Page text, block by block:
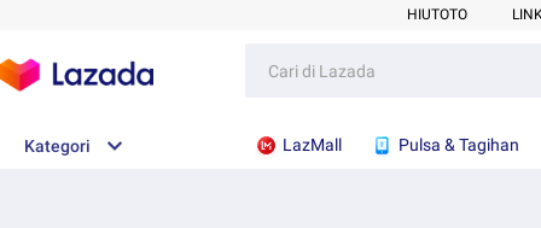
HIUTOTO
Kategori LazMall Pulsa & Tagihan